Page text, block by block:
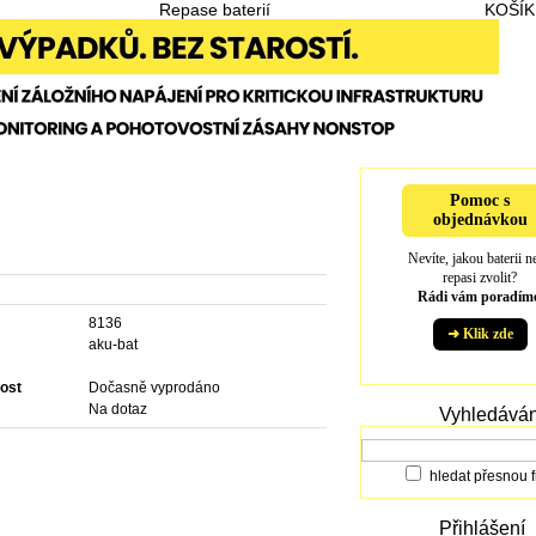
Repase baterií KOŠÍK
8136
aku-bat
Dočasně vyprodáno
Na dotaz
Pomoc s
objednávkou
Nevíte, jakou baterii
repasi zvolit?
Rádi vám
➜ Klik zde
hledat přesnou
Přihlášení